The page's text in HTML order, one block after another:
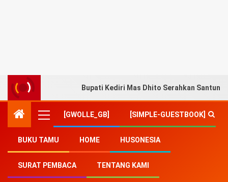
Bupati Kediri Mas Dhito Serahkan
[GWOLLE_GB] [SIMPLE-GUESTBOOK]
BUKU TAMU HOME HUSONESIA
SURAT PEMBACA TENTANG KAMI
Home-Pendidikan-UKWMS Tuan Rumah ICIA 2026,
Hadirkan Delegasi dari 27 Negara